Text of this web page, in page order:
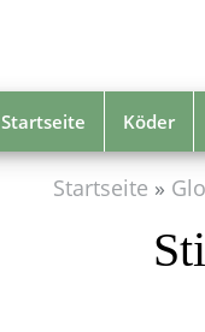
Startseite Köder
Startseite